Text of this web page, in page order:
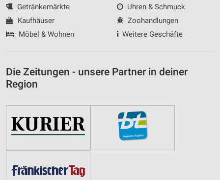
Getränkemärkte
Kaufhäuser
Möbel & Wohnen
Uhren & Schmuck
Zoohandlungen
Weitere Geschäfte
Die Zeitungen - unsere Partner in deiner
Region